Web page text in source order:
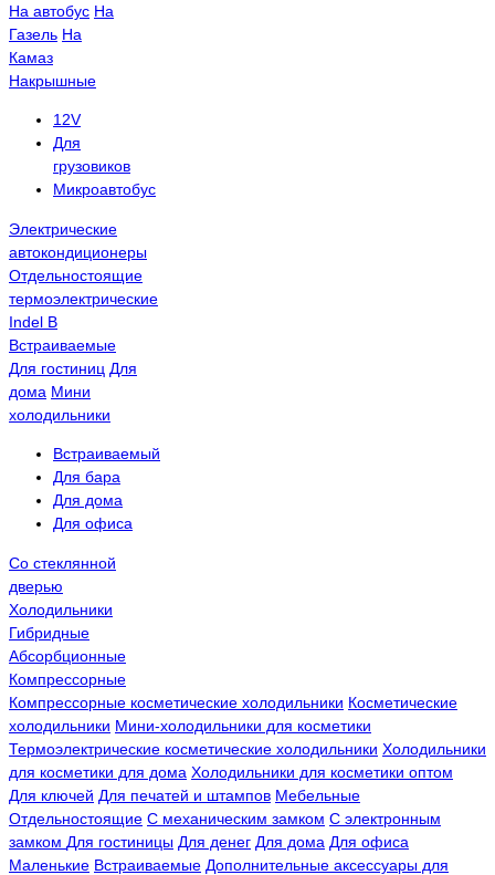
На автобус На
Газель На
Камаз
Накрышные
12V
Для
грузовиков
Микроавтобус
Электрические
автокондиционеры
Отдельностоящие
термоэлектрические
Indel B
Встраиваемые
Для гостиниц Для
дома Мини
холодильники
Встраиваемый
Для бара
Для дома
Для офиса
Со стеклянной
дверью
Холодильники
Гибридные
Абсорбционные
Компрессорные
Компрессорные косметические холодильники Косметические
холодильники Мини-холодильники для косметики
Термоэлектрические косметические холодильники Холодильники
для косметики для дома Холодильники для косметики оптом
Для ключей Для печатей и штампов Мебельные
Отдельностоящие С механическим замком С электронным
замком Для гостиницы Для денег Для дома Для офиса
Маленькие Встраиваемые Дополнительные аксессуары для